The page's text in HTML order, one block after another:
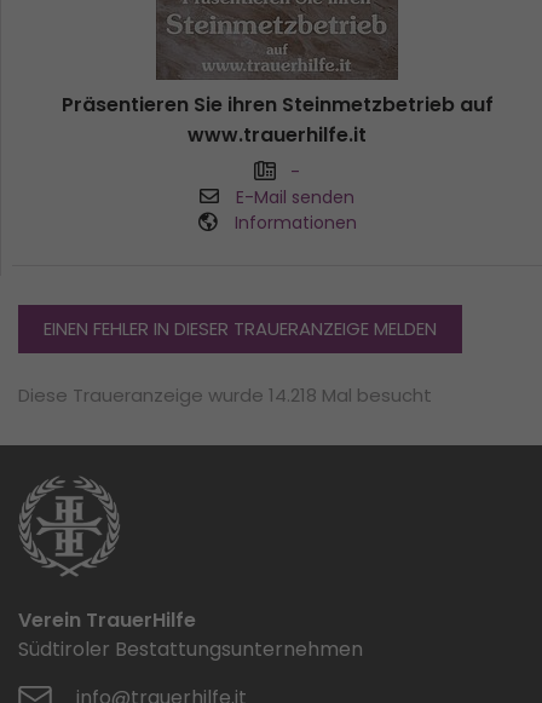
Präsentieren Sie ihren Steinmetzbetrieb auf
www.trauerhilfe.it
-
E-Mail senden
Informationen
EINEN FEHLER IN DIESER TRAUERANZEIGE MELDEN
Diese Traueranzeige wurde 14.218 Mal besucht
Verein TrauerHilfe
Südtiroler Bestattungsunternehmen